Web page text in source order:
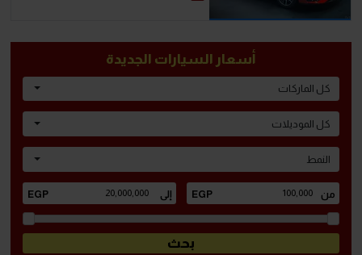
أسعار السيارات الجديدة
كل الماركات
كل الموديلات
النمط